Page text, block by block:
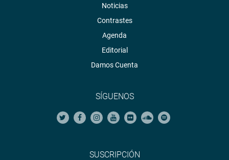
Noticias
Contrastes
Agenda
Editorial
Damos Cuenta
SÍGUENOS
SUSCRIPCIÓN